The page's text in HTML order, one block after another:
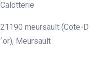
Calotterie
21190 meursault (Cote-D
´or), Meursault